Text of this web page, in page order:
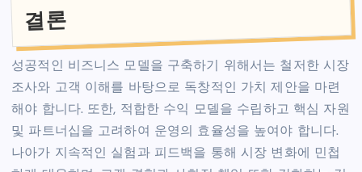
결론
성공적인 비즈니스 모델을 구축하기 위해서는 철저한 시장
조사와 고객 이해를 바탕으로 독창적인 가치 제안을 마련
해야 합니다. 또한, 적합한 수익 모델을 수립하고 핵심 자원
및 파트너십을 고려하여 운영의 효율성을 높여야 합니다.
나아가 지속적인 실험과 피드백을 통해 시장 변화에 민첩